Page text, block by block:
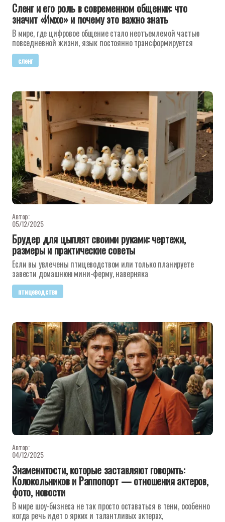
Сленг и его роль в современном общении: что
значит «Имхо» и почему это важно знать
В мире, где цифровое общение стало неотъемлемой частью
повседневной жизни, язык постоянно трансформируется
сленг
Автор:
05/12/2025
Брудер для цыплят своими руками: чертежи,
размеры и практические советы
Если вы увлечены птицеводством или только планируете
завести домашнюю мини-ферму, наверняка
птицеводство
Автор:
04/12/2025
Знаменитости, которые заставляют говорить:
Колокольников и Раппопорт — отношения актеров,
фото, новости
В мире шоу-бизнеса не так просто оставаться в тени, особенно
когда речь идет о ярких и талантливых актерах,